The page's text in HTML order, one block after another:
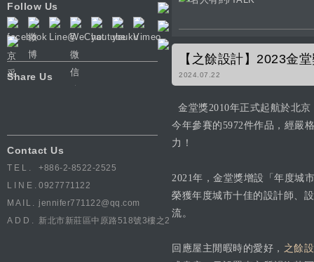
Follow Us
Share Us
Contact Us
TEL.
+886-2-8522-2525
LINE. 0927771122
MAIL. jennifer771122@qq.com
ADD.
新北市新莊區中原路518號3樓之2
【之餘設計】2023金
2024.07.22
金堂獎2010年正式起航於北
今年參賽的5972件作品，經嚴
力！
2021年，金堂獎增設「年度城
榮獲年度城市十佳的設計師、
流。
回應屋主閒暇時的愛好， 之餘